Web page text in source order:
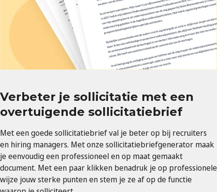
Verbeter je sollicitatie met een
overtuigende sollicitatiebrief
Met een goede sollicitatiebrief val je beter op bij recruiters
en hiring managers. Met onze sollicitatiebriefgenerator maak
je eenvoudig een professioneel en op maat gemaakt
document. Met een paar klikken benadruk je op professionele
wijze jouw sterke punten en stem je ze af op de functie